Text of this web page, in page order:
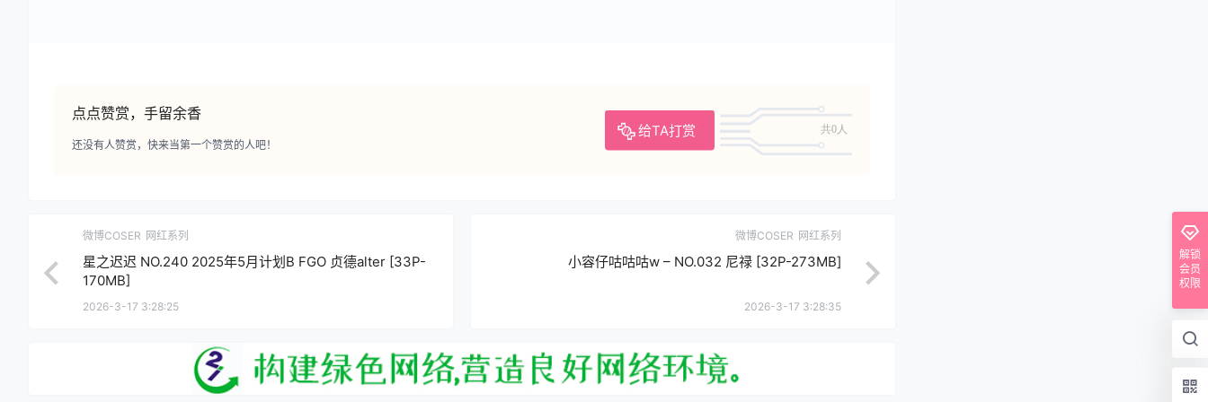
点点赞赏，手留余香
给TA打赏 共0人
还没有人赞赏，快来当第一个赞赏的人吧！
微博COSER 网红系列
星之迟迟 NO.240 2025年5月计划B FGO 贞德alter [33P-
170MB]
2026-3-17 3:28:25
微博COSER 网红系列
小容仔咕咕咕w – NO.032 尼禄 [32P-273MB]
2026-3-17 3:28:35
解锁
会员
权限